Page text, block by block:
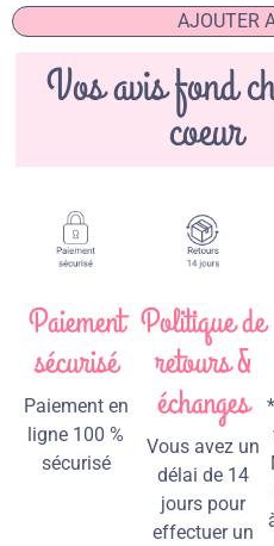
AJOUTER
Vos avis fond
coeur
Paiement
sécurisé
Paiement en
ligne 100 %
sécurisé
Politique de
retours &
échanges
Vous avez un
délai de 14
jours pour
effectuer un